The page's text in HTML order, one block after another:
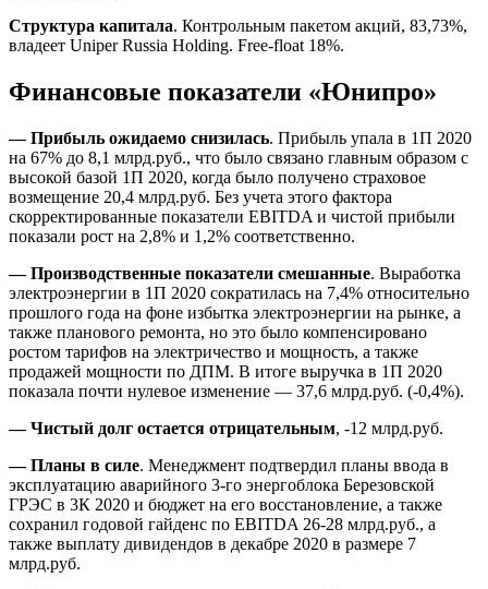
Структура капитала. Контрольным пакетом акций, 83,73%,
владеет Uniper Russia Holding. Free-float 18%.
Финансовые показатели «Юнипро»
— Прибыль ожидаемо снизилась. Прибыль упала в 1П 2020
на 67% до 8,1 млрд.руб., что было связано главным образом с
высокой базой 1П 2020, когда было получено страховое
возмещение 20,4 млрд.руб. Без учета этого фактора
скорректированные показатели EBITDA и чистой прибыли
показали рост на 2,8% и 1,2% соответственно.
— Производственные показатели смешанные. Выработка
электроэнергии в 1П 2020 сократилась на 7,4% относительно
прошлого года на фоне избытка электроэнергии на рынке, а
также планового ремонта, но это было компенсировано
ростом тарифов на электричество и мощность, а также
продажей мощности по ДПМ. В итоге выручка в 1П 2020
показала почти нулевое изменение — 37,6 млрд.руб. (-0,4%).
— Чистый долг остается отрицательным, -12 млрд.руб.
— Планы в силе. Менеджмент подтвердил планы ввода в
эксплуатацию аварийного 3-го энергоблока Березовской
ГРЭС в 3К 2020 и бюджет на его восстановление, а также
сохранил годовой гайденс по EBITDA 26-28 млрд.руб., а
также выплату дивидендов в декабре 2020 в размере 7
млрд.руб.